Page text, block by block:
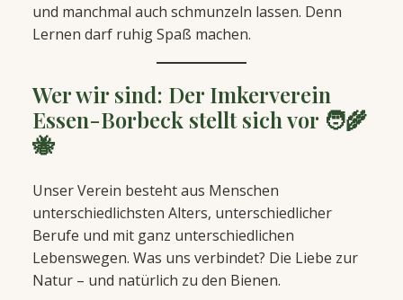
und manchmal auch schmunzeln lassen. Denn
Lernen darf ruhig Spaß machen.
Wer wir sind: Der Imkerverein
Essen-Borbeck stellt sich vor 🧑‍🌾
🐝
Unser Verein besteht aus Menschen
unterschiedlichsten Alters, unterschiedlicher
Berufe und mit ganz unterschiedlichen
Lebenswegen. Was uns verbindet? Die Liebe zur
Natur – und natürlich zu den Bienen.